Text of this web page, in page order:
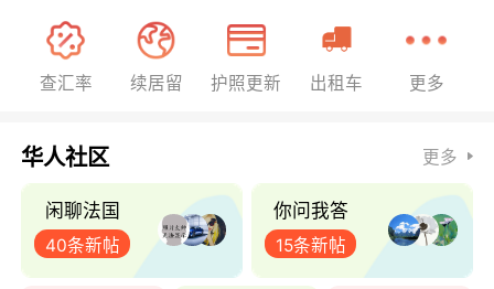
查汇率 续居留 护照更新 出租车 更多
华人社区 更多
闲聊法国
40条新帖
你问我答
15条新帖